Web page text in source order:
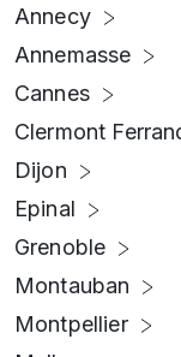
Annecy
Annemasse
Cannes
Clermont
Dijon
Epinal
Grenoble
Montauban
Montpellier